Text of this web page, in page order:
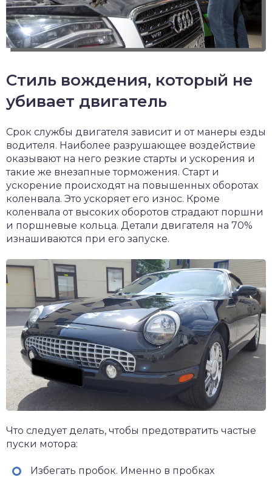
Стиль вождения, который не
убивает двигатель
Срок службы двигателя зависит и от манеры езды
водителя. Наиболее разрушающее воздействие
оказывают на него резкие старты и ускорения и
такие же внезапные торможения. Старт и
ускорение происходят на повышенных оборотах
коленвала. Это ускоряет его износ. Кроме
коленвала от высоких оборотов страдают поршни
и поршневые кольца. Детали двигателя на 70%
изнашиваются при его запуске.
Что следует делать, чтобы предотвратить частые
пуски мотора:
Избегать пробок. Именно в пробках